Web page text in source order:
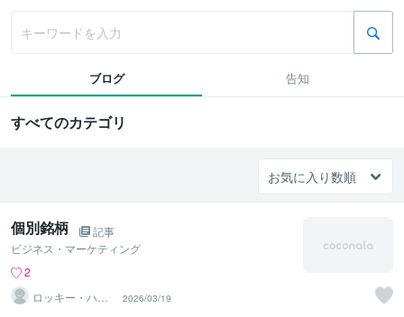
ブログ 告知
すべてのカテゴリ
個別銘柄
記事
ビジネス・マーケティング
2
ロッキー・ハル
モニア
2026/03/19